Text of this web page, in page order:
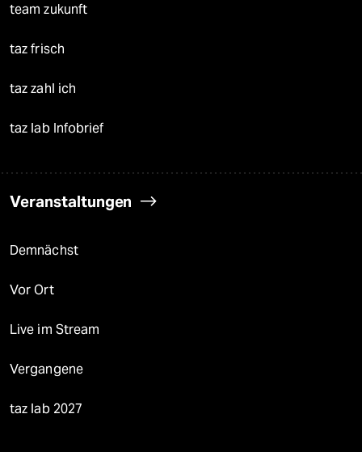
team zukunft
taz frisch
taz zahl ich
taz lab Infobrief
Veranstaltungen
Demnächst
Vor Ort
Live im Stream
Vergangene
taz lab 2027